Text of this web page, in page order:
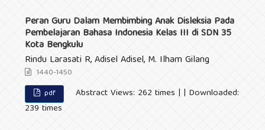
Peran Guru Dalam Membimbing Anak Disleksia Pada
Pembelajaran Bahasa Indonesia Kelas III di SDN 35
Kota Bengkulu
Rindu Larasati R, Adisel Adisel, M. Ilham Gilang
1440-1450
pdf
Abstract Views: 262 times | | Downloaded:
239 times